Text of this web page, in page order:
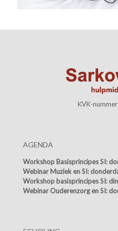
KVK-
AGENDA
Workshop Basisprincipes SI:
Webinar Muziek en SI:
Workshop basisprincipes SI:
Webinar Ouderenzorg en SI: